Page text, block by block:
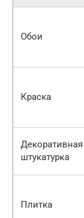
Обои
Краска
Декоративная
штукатурка
Плитка